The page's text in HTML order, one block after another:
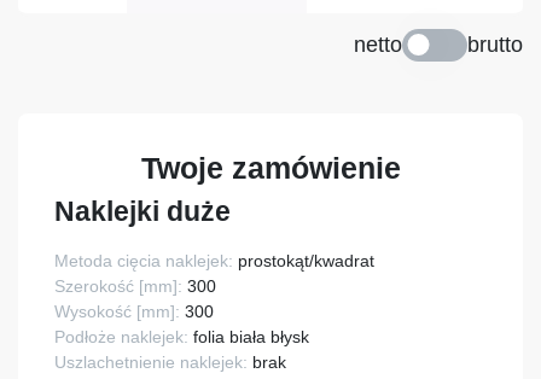
netto brutto
Twoje zamówienie
Naklejki duże
Metoda cięcia naklejek: prostokąt/kwadrat
Szerokość [mm]: 300
Wysokość [mm]: 300
Podłoże naklejek: folia biała błysk
Uszlachetnienie naklejek: brak